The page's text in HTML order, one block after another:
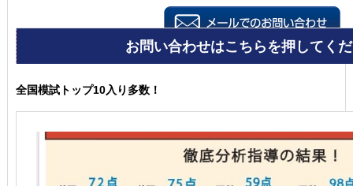
全国模試トップ10入り多数！